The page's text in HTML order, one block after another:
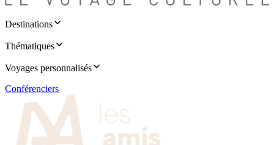
Destinations
Thématiques
Voyages personnalisés
Conférenciers